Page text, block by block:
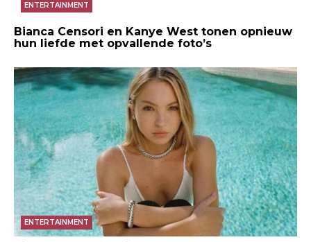
ENTERTAINMENT
Bianca Censori en Kanye West tonen opnieuw
hun liefde met opvallende foto’s
ENTERTAINMENT